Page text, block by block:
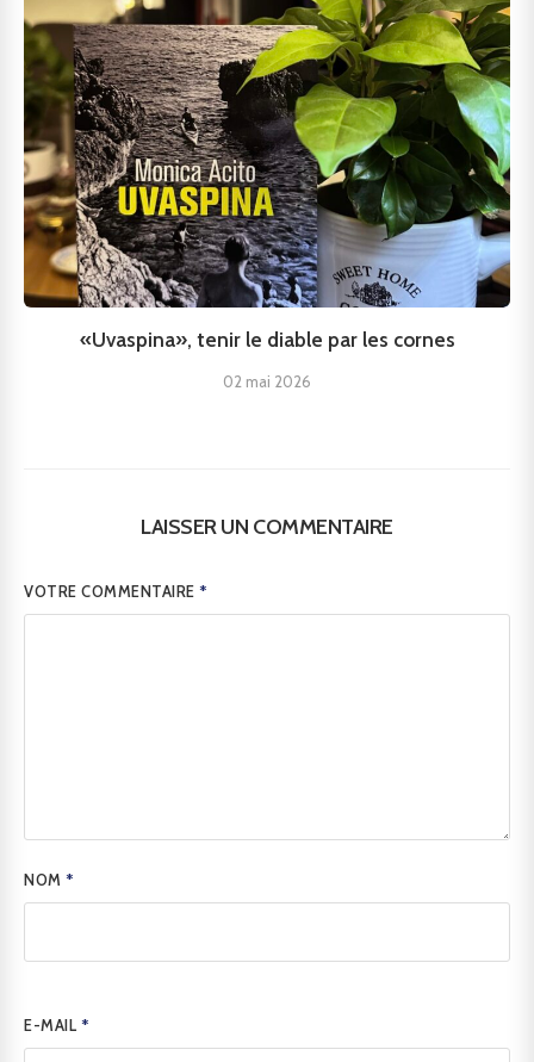
«Uvaspina», tenir le diable par les cornes
02 mai 2026
LAISSER UN COMMENTAIRE
VOTRE COMMENTAIRE*
NOM*
E-MAIL *